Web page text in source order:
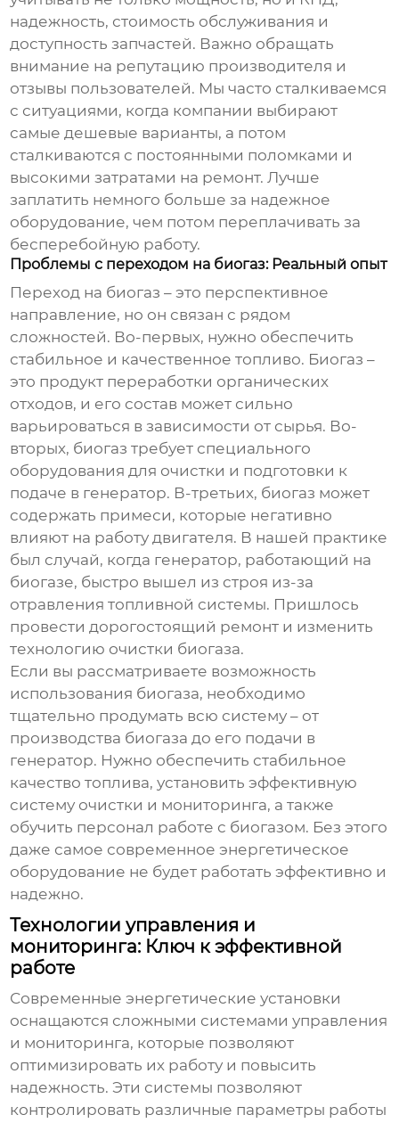
надежность, стоимость обслуживания и
доступность запчастей. Важно обращать
внимание на репутацию производителя и
отзывы пользователей. Мы часто сталкиваемся
с ситуациями, когда компании выбирают
самые дешевые варианты, а потом
сталкиваются с постоянными поломками и
высокими затратами на ремонт. Лучше
заплатить немного больше за надежное
оборудование, чем потом переплачивать за
бесперебойную работу.
Проблемы с переходом на биогаз: Реальный опыт
Переход на биогаз – это перспективное
направление, но он связан с рядом
сложностей. Во-первых, нужно обеспечить
стабильное и качественное топливо. Биогаз –
это продукт переработки органических
отходов, и его состав может сильно
варьироваться в зависимости от сырья. Во-
вторых, биогаз требует специального
оборудования для очистки и подготовки к
подаче в генератор. В-третьих, биогаз может
содержать примеси, которые негативно
влияют на работу двигателя. В нашей практике
был случай, когда генератор, работающий на
биогазе, быстро вышел из строя из-за
отравления топливной системы. Пришлось
провести дорогостоящий ремонт и изменить
технологию очистки биогаза.
Если вы рассматриваете возможность
использования биогаза, необходимо
тщательно продумать всю систему – от
производства биогаза до его подачи в
генератор. Нужно обеспечить стабильное
качество топлива, установить эффективную
систему очистки и мониторинга, а также
обучить персонал работе с биогазом. Без этого
даже самое современноеэнергетическое
оборудование не будет работать эффективно и
надежно.
Технологии управления и
мониторинга: Ключ к эффективной
работе
Современныеэнергетические установки
оснащаются сложными системами управления
и мониторинга, которые позволяют
оптимизировать их работу и повысить
надежность. Эти системы позволяют
контролировать различные параметры работы